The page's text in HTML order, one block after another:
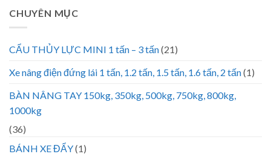
CHUYÊN MỤC
CẨU THỦY LỰC MINI 1 tấn – 3 tấn(21)
Xe nâng điện đứng lái 1 tấn, 1.2 tấn, 1.5 tấn, 1.6 tấn, 2 tấn(1)
BÀN NÂNG TAY 150kg, 350kg, 500kg, 750kg, 800kg,
1000kg
(36)
BÁNH XE ĐẨY(1)